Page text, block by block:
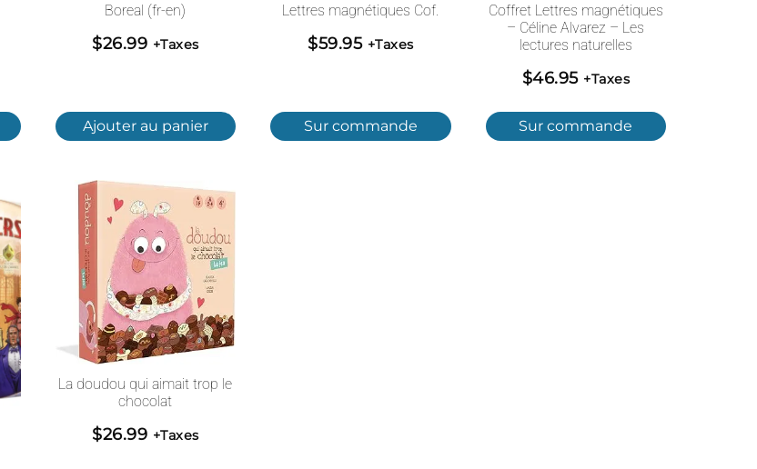
Boreal (fr-en)
$26.99 +Taxes
Ajouter au panier
Lettres magnétiques Cof.
$59.95 +Taxes
Sur commande
Coffret Lettres magnétiques
– Céline Alvarez – Les
lectures naturelles
$46.95 +Taxes
Sur commande
La doudou qui aimait trop le
chocolat
$26.99 +Taxes